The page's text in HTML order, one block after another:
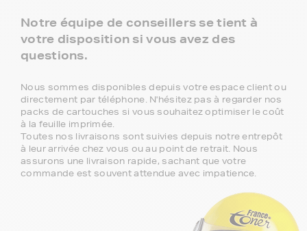
Notre équipe de conseillers se tient à
votre disposition si vous avez des
questions.
Nous sommes disponibles depuis votre espace client ou
directement par téléphone. N'hésitez pas à regarder nos
packs de cartouches si vous souhaitez optimiser le coût
à la feuille imprimée.
Toutes nos livraisons sont suivies depuis notre entrepôt
à leur arrivée chez vous ou au point de retrait. Nous
assurons une livraison rapide, sachant que votre
commande est souvent attendue avec impatience.